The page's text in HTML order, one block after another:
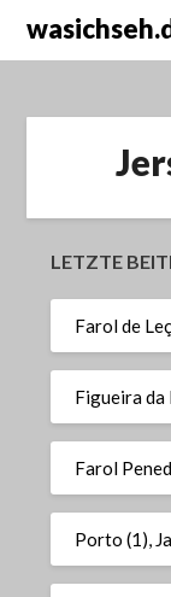
LETZTE
Farol de
Figueira da
Farol
Porto (1),